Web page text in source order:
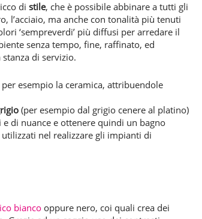
di stile, che è possibile abbinare a tutti gli
l’acciaio, ma anche con tonalità più tenuti
‘sempreverdi’ più diffusi per arredare il
senza tempo, fine, raffinato, ed
di servizio.
esempio la ceramica, attribuendole
(per esempio dal grigio cenere al platino)
di nuance e ottenere quindi un bagno
nel realizzare gli impianti di
bianco oppure nero, coi quali crea dei